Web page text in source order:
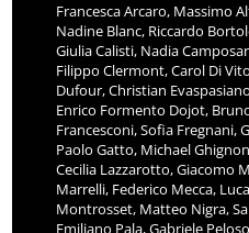
Francesca Arcaro, Massimo
Nadine Blanc, Riccardo
Giulia Calisti, Nadia
Filippo Clermont, Carol Di
Dufour, Christian
Enrico Formento Dojot,
Francesconi, Sofia Fregnani,
Paolo Gatto, Michael
Cecilia Lazzarotto, Giacomo
Marrelli, Federico Mecca,
Montrosset, Matteo Nigra,
Emiliano Pala, Gabriele